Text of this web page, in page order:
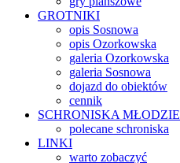
GROTNIKI
opis Sosnowa
opis Ozorkowska
galeria Ozorkowska
galeria Sosnowa
dojazd do obiektów
cennik
SCHRONISKA
polecane schroniska
LINKI
warto zobaczyć